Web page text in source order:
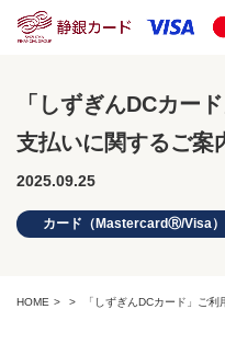
「しずぎんDCカー
支払いに関するご案
2025.09.25
カード（MastercardⓇ/Visa
HOME 「しずぎんDCカード」ご